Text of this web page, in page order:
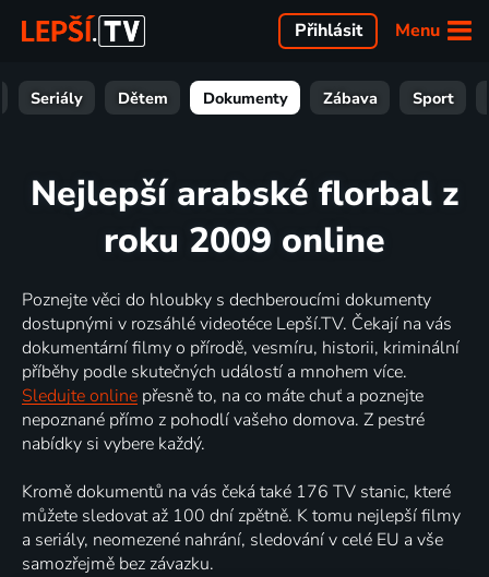
Menu
Přihlásit
Seriály Dětem Dokumenty Zábava Sport
Nejlepší arabské florbal z
roku 2009 online
Poznejte věci do hloubky s dechberoucími dokumenty
dostupnými v rozsáhlé videotéce Lepší.TV. Čekají na vás
dokumentární filmy o přírodě, vesmíru, historii, kriminální
příběhy podle skutečných událostí a mnohem více.
Sledujte online přesně to, na co máte chuť a poznejte
nepoznané přímo z pohodlí vašeho domova. Z pestré
nabídky si vybere každý.
Kromě dokumentů na vás čeká také 176 TV stanic, které
můžete sledovat až 100 dní zpětně. K tomu nejlepší filmy
a seriály, neomezené nahrání, sledování v celé EU a vše
samozřejmě bez závazku.